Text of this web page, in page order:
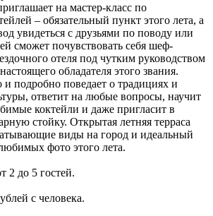
на мастер-класс по
– обязательный пункт этого лета, а
увидеться с друзьями по поводу или
сможет почувствовать себя шеф-
отеля под чутким руководством
обладателя этого звания.
и подробно поведает о традициях и
ответит на любые вопросы, научит
коктейли и даже пригласит в
стойку. Открытая летняя терраса
виды на город и идеальный
фото этого лета.
2 до 5 гостей.
с человека.